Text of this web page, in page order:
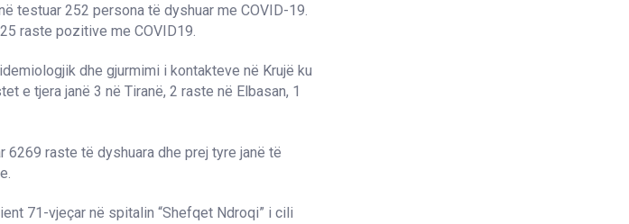
testuar 252 persona të dyshuar me COVID-19.
raste pozitive me COVID19.
dhe gjurmimi i kontakteve në Krujë ku
e tjera janë 3 në Tiranë, 2 raste në Elbasan, 1
raste të dyshuara dhe prej tyre janë të
71-vjeçar në spitalin “Shefqet Ndroqi” i cili